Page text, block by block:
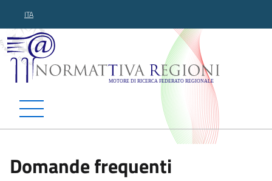
ITA
Normattiva Regioni -
Domande frequenti